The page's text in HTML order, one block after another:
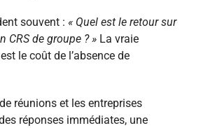
souvent : « Quel est le retour sur
CRS de groupe ? » La vraie
le coût de l’absence de
réunions et les entreprises
réponses immédiates, une